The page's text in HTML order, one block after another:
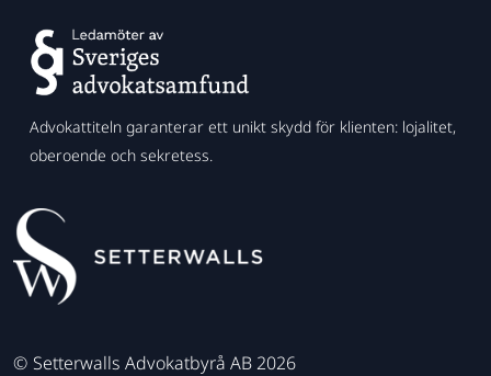
Advokattiteln garanterar ett unikt skydd för klienten: lojalitet,
oberoende och sekretess.
© Setterwalls Advokatbyrå AB 2026